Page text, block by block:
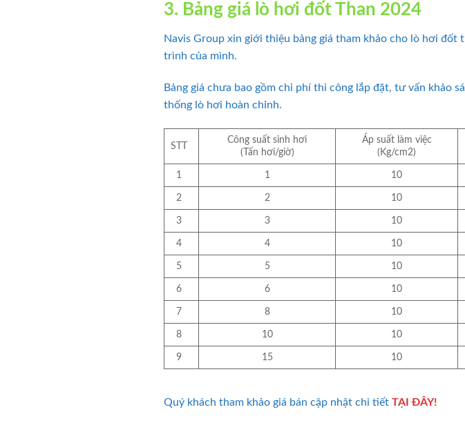
3. Bảng giá lò hơi đốt Than 2024
Navis Group xin giới thiệu bảng giá tham khảo cho lò hơi
trình của mình.
Bảng giá chưa bao gồm chi phí thi công lắp đặt, tư vấn khảo
thống lò hơi hoàn chỉnh.
STT
Công suất sinh hơi
(Tấn hơi/giờ)
Áp suất làm việc
(Kg/cm2)
1 1 10
2 2 10
3 3 10
4 4 10
5 5 10
6 6 10
7 8 10
8 10 10
9 15 10
Quý khách tham khảo giá bán cập nhật chi tiết TẠI ĐÂY!